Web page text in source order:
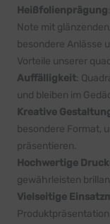
Heißfolienprägung
Note mit
besondere Anlässe
Vorteile unserer
Auffälligkeit:
und bleiben im
Kreative
besondere Format,
präsentieren.
Hochwertige
gewährleisten
Vielseitige